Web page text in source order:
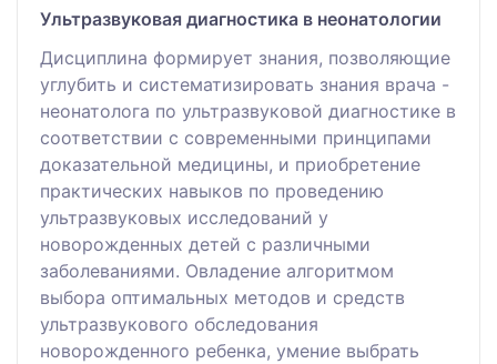
Ультразвуковая диагностика в неонатологии
Дисциплина формирует знания, позволяющие
углубить и систематизировать знания врача -
неонатолога по ультразвуковой диагностике в
соответствии с современными принципами
доказательной медицины, и приобретение
практических навыков по проведению
ультразвуковых исследований у
новорожденных детей с различными
заболеваниями. Овладение алгоритмом
выбора оптимальных методов и средств
ультразвукового обследования
новорожденного ребенка, умение выбрать